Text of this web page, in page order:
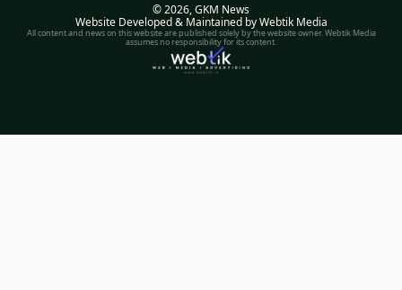
© 2026,GKM News
Website Developed & Maintained by Webtik Media
All content and news on this website are published solely by the website owner. Webtik Media
assumes no responsibility for its content.